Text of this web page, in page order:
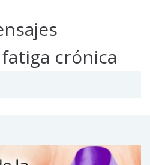
crónica